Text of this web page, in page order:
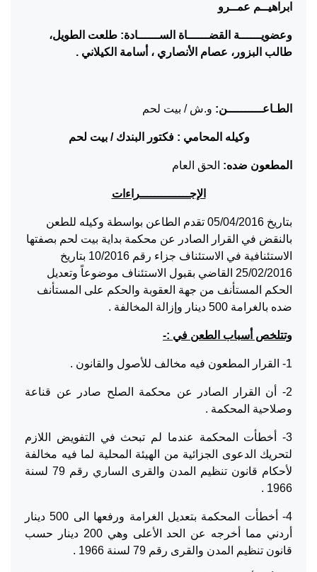
ابراهيــم عمــرو
وعضويــــــة القضــــــاة الســــــادة: طلعت الطويل،
طالب البزور، عصام الأنصاري ، أسامة الكيلاني .
الطـاعــــــــــن: و.ش / بيت لحم
وكيله المحامي : فكتور البندك / بيت لحم
المطعون ضده: الحق العام
الإجــــــــــــــراءات
بتاريخ 05/04/2016 تقدم الطاعن بواسطة وكيله للطعن
بالنقض في القرار الصادر عن محكمة بداية بيت لحم بصفتها
الاستئنافية في الاستئناف جزاء رقم 10/2016 بتاريخ
25/02/2016 القاضي بقبول الاستئناف موضوعاً وتعديل
الحكم المستأنف من جهة العقوبة والحكم على المستأنف
ضده بالغرامة 500 دينار وإزالة المخالفة .
وتتلخص أسباب الطعن في :-
1- القرار المطعون فيه مخالف للأصول والقانون .
2- أن القرار الصادر عن محكمة الصلح صادر عن قناعة
وصلاحية المحكمة .
3- أخطأت المحكمة عندما لم تبحث في التفويض اللازم
لتحريك الدعوى الجزائية من الهيئة المحلية لما فيه مخالفة
لأحكام قانون تنظيم المدن والقرى الساري رقم 79 لسنة
1966 .
4- أخطأت المحكمة بتعديل الغرامة ورفعها الى 500 دينار
أردني مما أخرجه عن الحد الأعلى وهي 200 دينار حسب
قانون تنظيم المدن والقرى رقم 79 لسنة 1966 .